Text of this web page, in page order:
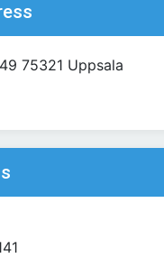
75321 Uppsala